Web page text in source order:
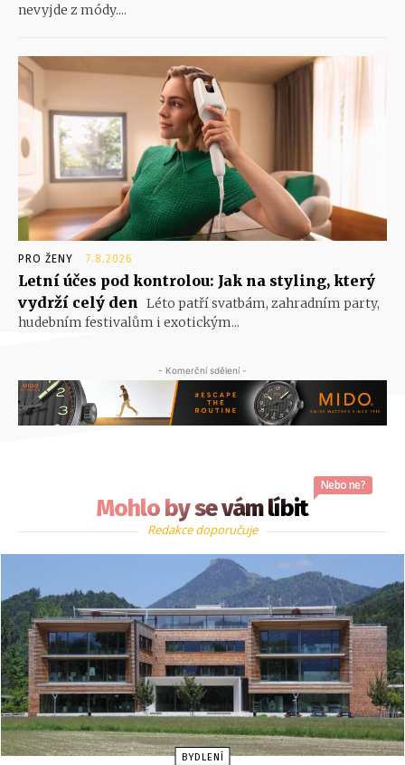
nevyjde z módy....
PRO ŽENY 7.8.2026
Letní účes pod kontrolou: Jak na styling, který
vydrží celý den
Léto patří svatbám, zahradním party,
hudebním festivalům i exotickým...
- Komerční sdělení -
Mohlo by se vám líbit
Nebo ne?
Redakce doporučuje
BYDLENÍ